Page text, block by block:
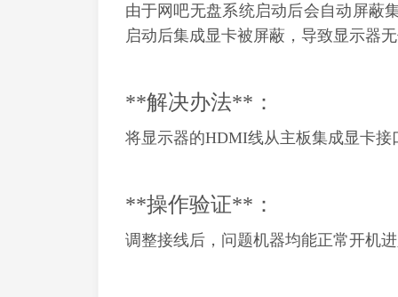
由于网吧无盘系统启动后会自动屏蔽
启动后集成显卡被屏蔽，导致显示器
**解决办法**：
将显示器的HDMI线从主板集成显卡
**操作验证**：
调整接线后，问题机器均能正常开机